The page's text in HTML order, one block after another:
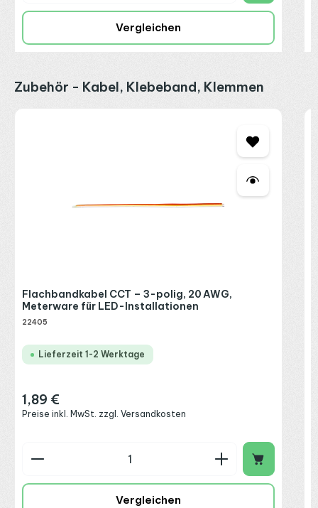
Vergleichen
Produktgalerie überspringen
Zubehör - Kabel, Klebeband, Klemmen
Flachbandkabel CCT – 3-polig, 20 AWG,
Meterware für LED-Installationen
22405
Lieferzeit 1-2 Werktage
Regulärer Preis:
1,89 €
Preise inkl. MwSt. zzgl. Versandkosten
Produkt Anzahl: Gib den gewünschten Wert
Vergleichen